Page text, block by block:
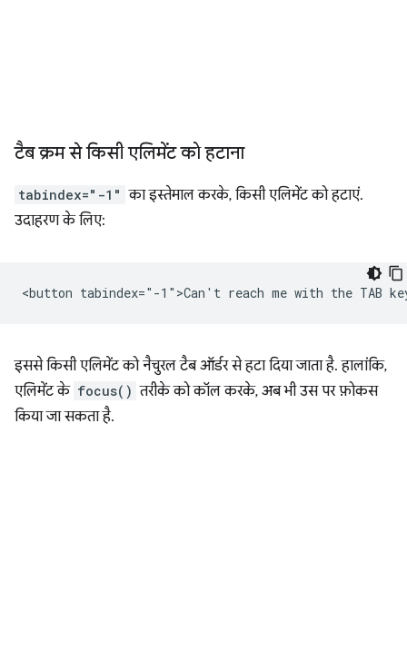
टैब क्रम से किसी एलिमेंट को हटाना
tabindex="-1" का इस्तेमाल करके, किसी एलिमेंट को हटाएं.
उदाहरण के लिए:
इससे किसी एलिमेंट को नैचुरल टैब ऑर्डर से हटा दिया जाता है. हालांकि,
एलिमेंट के focus() तरीके को कॉल करके, अब भी उस पर फ़ोकस
किया जा सकता है.